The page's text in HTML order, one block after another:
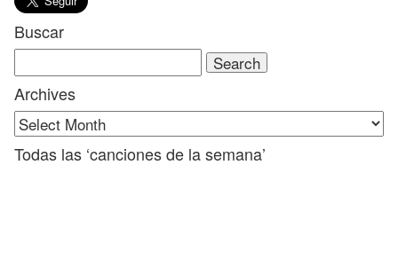
Buscar
Search
for:
Archives
Todas las ‘canciones de la semana’